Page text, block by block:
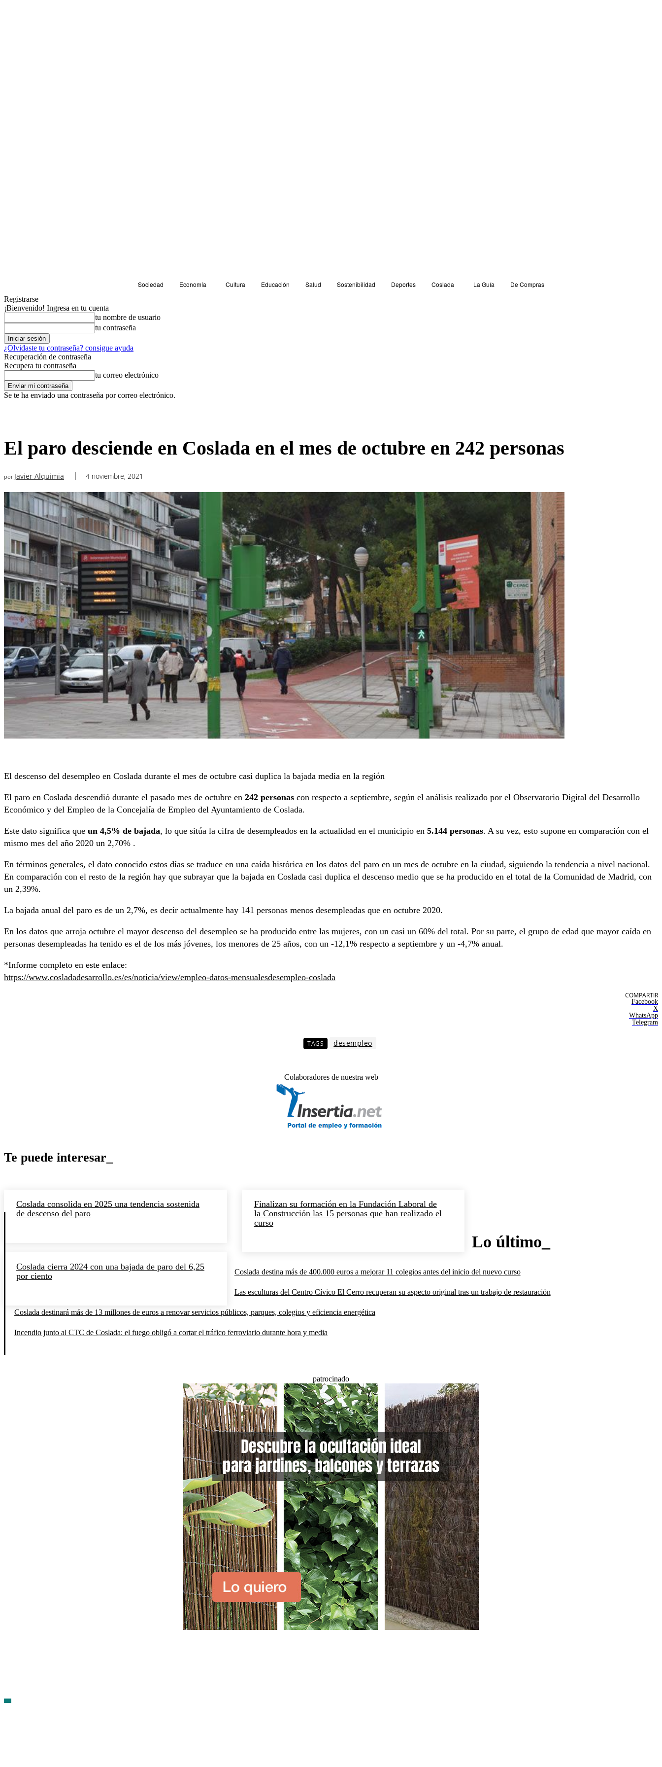
Sociedad Economía Cultura Educación Salud Sostenibilidad Deportes Coslada La Guía
De Compras
Registrarse
¡Bienvenido! Ingresa en tu cuenta
tu nombre de usuario
tu contraseña
¿Olvidaste tu contraseña? consigue ayuda
Recuperación de contraseña
Recupera tu contraseña
tu correo electrónico
Se te ha enviado una contraseña por correo electrónico.
El paro desciende en Coslada en el mes de octubre en 242 personas
por Javier Alquimia 4 noviembre, 2021
El descenso del desempleo en Coslada durante el mes de octubre casi duplica la bajada media en la región
El paro en Coslada descendió durante el pasado mes de octubre en 242 personas con respecto a septiembre, según el análisis realizado por el Observatorio Digital del Desarrollo
Económico y del Empleo de la Concejalía de Empleo del Ayuntamiento de Coslada.
Este dato significa que un 4,5% de bajada, lo que sitúa la cifra de desempleados en la actualidad en el municipio en 5.144 personas. A su vez, esto supone en comparación con el
mismo mes del año 2020 un 2,70% .
En términos generales, el dato conocido estos días se traduce en una caída histórica en los datos del paro en un mes de octubre en la ciudad, siguiendo la tendencia a nivel nacional.
En comparación con el resto de la región hay que subrayar que la bajada en Coslada casi duplica el descenso medio que se ha producido en el total de la Comunidad de Madrid, con
un 2,39%.
La bajada anual del paro es de un 2,7%, es decir actualmente hay 141 personas menos desempleadas que en octubre 2020.
En los datos que arroja octubre el mayor descenso del desempleo se ha producido entre las mujeres, con un casi un 60% del total. Por su parte, el grupo de edad que mayor caída en
personas desempleadas ha tenido es el de los más jóvenes, los menores de 25 años, con un -12,1% respecto a septiembre y un -4,7% anual.
*Informe completo en este enlace:
https://www.cosladadesarrollo.es/es/noticia/view/empleo-datos-mensualesdesempleo-coslada
COMPARTIR
Facebook
X
WhatsApp
Telegram
TAGS desempleo
Colaboradores de nuestra web
Te puede interesar_
Coslada consolida en 2025 una tendencia sostenida
de descenso del paro
Finalizan su formación en la Fundación Laboral de
la Construcción las 15 personas que han realizado el
curso
Coslada cierra 2024 con una bajada de paro del 6,25
por ciento
Lo último_
Coslada destina más de 400.000 euros a mejorar 11 colegios antes del inicio del nuevo curso
Las esculturas del Centro Cívico El Cerro recuperan su aspecto original tras un trabajo de restauración
Coslada destinará más de 13 millones de euros a renovar servicios públicos, parques, colegios y eficiencia energética
Incendio junto al CTC de Coslada: el fuego obligó a cortar el tráfico ferroviario durante hora y media
patrocinado